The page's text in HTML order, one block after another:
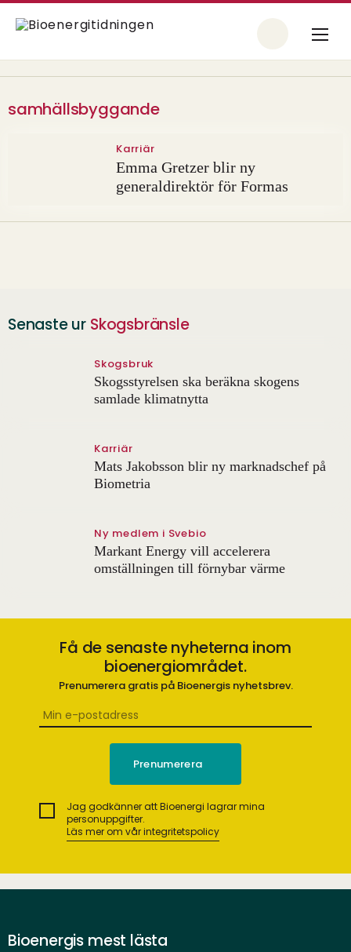
samhällsbyggande
Karriär
Emma Gretzer blir ny
generaldirektör för Formas
Senaste ur Skogsbränsle
Skogsbruk
Skogsstyrelsen ska beräkna skogens
samlade klimatnytta
Karriär
Mats Jakobsson blir ny marknadschef på
Biometria
Ny medlem i Svebio
Markant Energy vill accelerera
omställningen till förnybar värme
Få de senaste nyheterna inom
bioenergiområdet.
Prenumerera gratis på Bioenergis nyhetsbrev.
Jag godkänner att Bioenergi lagrar mina
personuppgifter.
Läs mer om vår integritetspolicy
Bioenergis mest lästa